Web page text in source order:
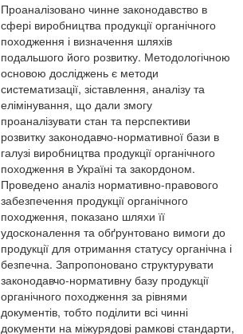
Проаналізовано чинне законодавство в
сфері виробництва продукції органічного
походження і визначення шляхів
подальшого його розвитку. Методологічною
основою досліджень є методи
систематизації, зіставлення, аналізу та
елімінування, що дали змогу
проаналізувати стан та перспективи
розвитку законодавчо-нормативної бази в
галузі виробництва продукції органічного
походження в Україні та закордоном.
Проведено аналіз нормативно-правового
забезпечення продукції органічного
походження, показано шляхи її
удосконалення та обґрунтовано вимоги до
продукції для отримання статусу органічна і
безпечна. Запропоновано структурувати
законодавчо-нормативну базу продукції
органічного походження за рівнями
документів, тобто поділити всі чинні
документи на міжурядові рамкові стандарти,